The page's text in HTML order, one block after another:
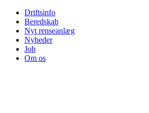
Driftsinfo
Beredskab
Nyt renseanlæg
Nyheder
Job
Om os